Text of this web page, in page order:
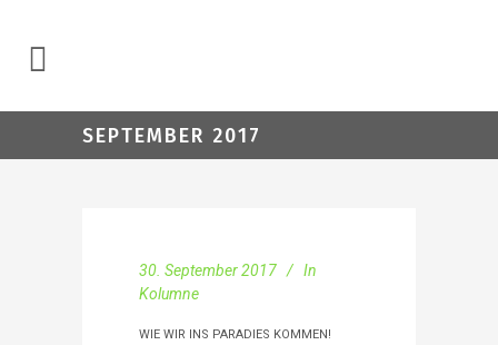
SEPTEMBER 2017
30. September 2017
In
Kolumne
WIE WIR INS PARADIES KOMMEN!